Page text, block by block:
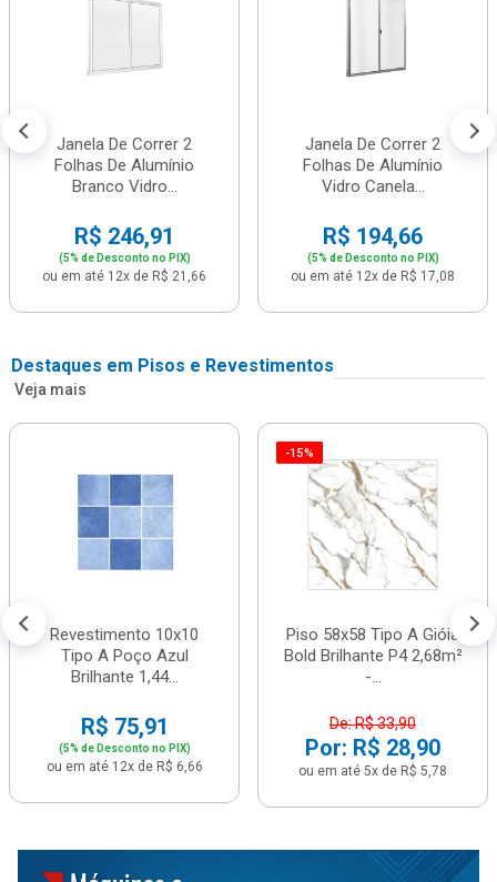
Janela De Correr 2
Folhas De Alumínio
Branco Vidro...
R$ 246,91
(5% de Desconto no PIX)
ou em até 12x de R$ 21,66
Janela De Correr 2
Folhas De Alumínio
Vidro Canela...
R$ 194,66
(5% de Desconto no PIX)
ou em até 12x de R$ 17,08
Destaques em Pisos e Revestimentos
Veja mais
Revestimento 10x10
Tipo A Poço Azul
Brilhante 1,44...
R$ 75,91
(5% de Desconto no PIX)
ou em até 12x de R$ 6,66
-15%
Piso 58x58 Tipo A Gióia
Bold Brilhante P4 2,68m²
-...
De: R$ 33,90
Por: R$ 28,90
ou em até 5x de R$ 5,78